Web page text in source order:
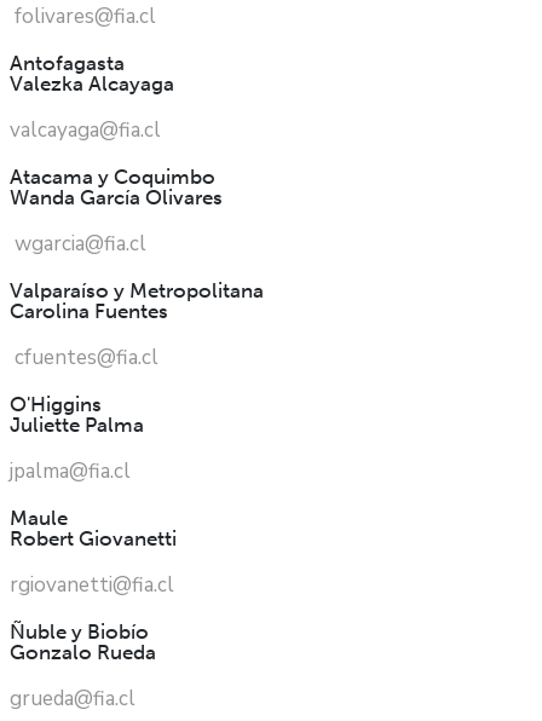
folivares@fia.cl
Antofagasta
Valezka Alcayaga
valcayaga@fia.cl
Atacama y Coquimbo
Wanda García Olivares
wgarcia@fia.cl
Valparaíso y Metropolitana
Carolina Fuentes
cfuentes@fia.cl
O'Higgins
Juliette Palma
jpalma@fia.cl
Maule
Robert Giovanetti
rgiovanetti@fia.cl
Ñuble y Biobío
Gonzalo Rueda
grueda@fia.cl